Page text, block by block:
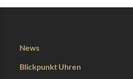
News
Blickpunkt Uhren